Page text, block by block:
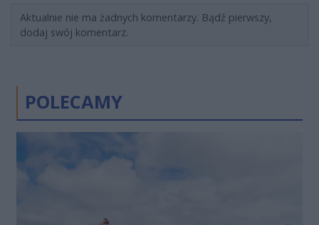
Aktualnie nie ma żadnych komentarzy. Bądź pierwszy,
dodaj swój komentarz.
POLECAMY